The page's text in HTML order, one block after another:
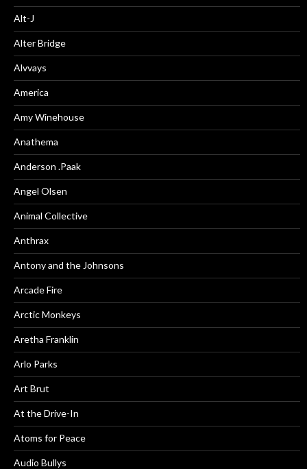
Alt-J
Alter Bridge
Alvvays
America
Amy Winehouse
Anathema
Anderson .Paak
Angel Olsen
Animal Collective
Anthrax
Antony and the Johnsons
Arcade Fire
Arctic Monkeys
Aretha Franklin
Arlo Parks
Art Brut
At the Drive-In
Atoms for Peace
Audio Bullys